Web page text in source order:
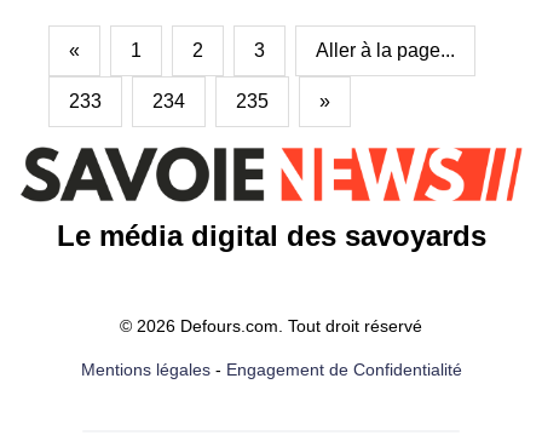
« 1 2 3 Aller à la page...
233 234 235 »
Le média digital des savoyards
© 2026 Defours.com. Tout droit réservé
Mentions légales- Engagement de Confidentialité